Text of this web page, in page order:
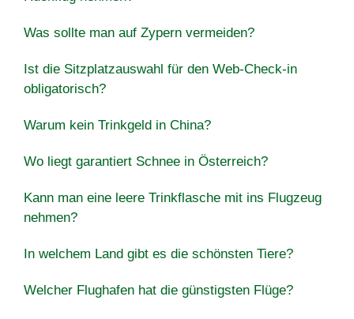
Was sollte man auf Zypern vermeiden?
Ist die Sitzplatzauswahl für den Web-Check-in
obligatorisch?
Warum kein Trinkgeld in China?
Wo liegt garantiert Schnee in Österreich?
Kann man eine leere Trinkflasche mit ins Flugzeug
nehmen?
In welchem Land gibt es die schönsten Tiere?
Welcher Flughafen hat die günstigsten Flüge?